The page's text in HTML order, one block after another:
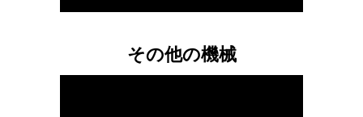
その他の機械